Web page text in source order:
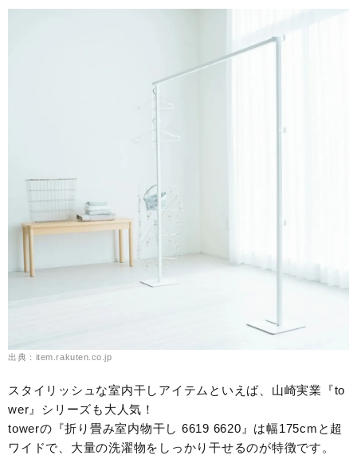
出典：item.rakuten.co.jp
スタイリッシュな室内干しアイテムといえば、山崎実業『to
wer』シリーズも大人気！
towerの『折り畳み室内物干し 6619 6620』は幅175cmと超
ワイドで、大量の洗濯物をしっかり干せるのが特徴です。